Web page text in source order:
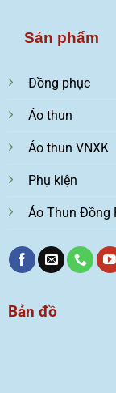
Sản phẩm
Đồng phục
Áo thun
Áo thun VNXK
Phụ kiện
Áo Thun Đồng
Bản đồ